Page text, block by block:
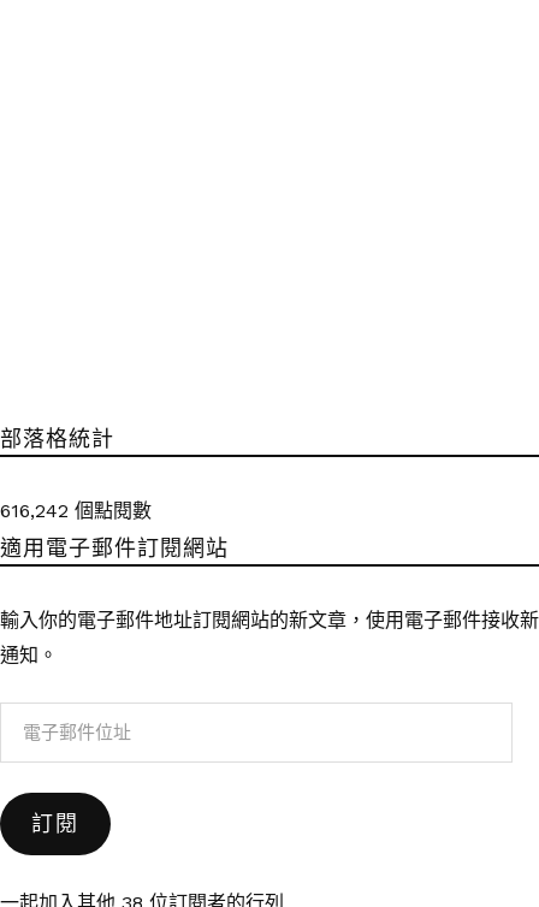
部落格統計
616,242 個點閱數
適用電子郵件訂閱網站
輸入你的電子郵件地址訂閱網站的新文章，使用電子郵件接收新
通知。
件
位
訂閱